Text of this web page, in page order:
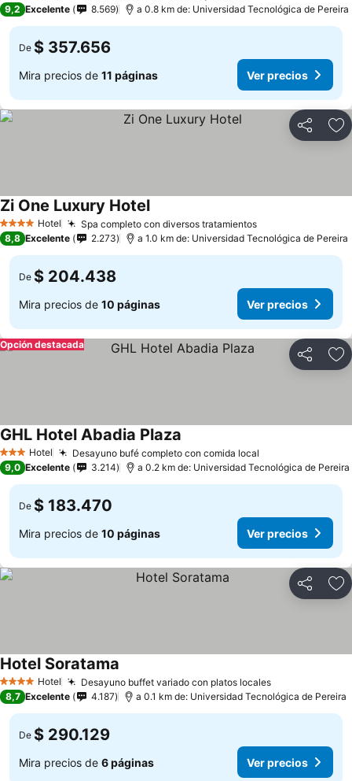
9,2 Excelente 8.569 a 0.8 km de: Universidad Tecnológica de Pereira
De $ 357.656
Mira precios de 11 páginas Ver precios
Compartir
4 EstrellasHotel Spa completo con diversos tratamientos
Zi One Luxury Hotel
8,8 Excelente 2.273 a 1.0 km de: Universidad Tecnológica de Pereira
De $ 204.438
Mira precios de 10 páginas Ver precios
Compartir
Opción destacada
3 Estrellas
Hotel Desayuno bufé completo con comida local
GHL Hotel Abadia Plaza
9,0 Excelente 3.214 a 0.2 km de: Universidad Tecnológica de Pereira
De $ 183.470
Mira precios de 10 páginas Ver precios
Compartir
4 EstrellasHotel Desayuno buffet variado con platos locales
Hotel Soratama
8,7 Excelente 4.187 a 0.1 km de: Universidad Tecnológica de Pereira
De $ 290.129
Mira precios de 6 páginas Ver precios